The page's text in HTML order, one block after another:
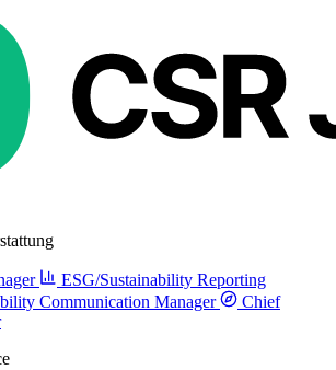
ESG/Sustainability Reporting
Communication Manager
Chief